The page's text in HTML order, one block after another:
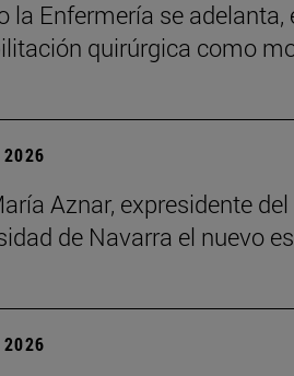
la Enfermería se adelanta,
quirúrgica como
Aznar, expresidente
de Navarra el nuevo